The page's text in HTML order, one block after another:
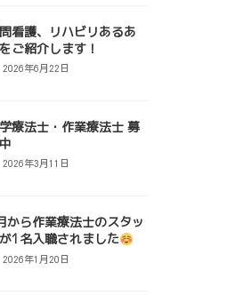
看護、リハビリあるあ
ご紹介します！
2026年6月22日
療法士・作業療法士 募
2026年3月11日
から作業療法士のスタッ
1名入職されました
2026年1月20日